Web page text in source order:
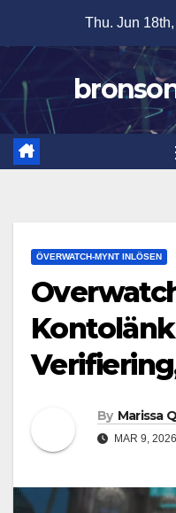
content
Thu. Jun
ÖVERWATCH-MYNT INLÖSEN
By Marissa
MAR 9, 2026